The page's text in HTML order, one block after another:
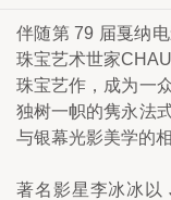
伴随第 79 届戛纳
珠宝艺术世家
珠宝艺作，成为一
独树一帜的隽永法
与银幕光影美学的
著名影星李冰冰以